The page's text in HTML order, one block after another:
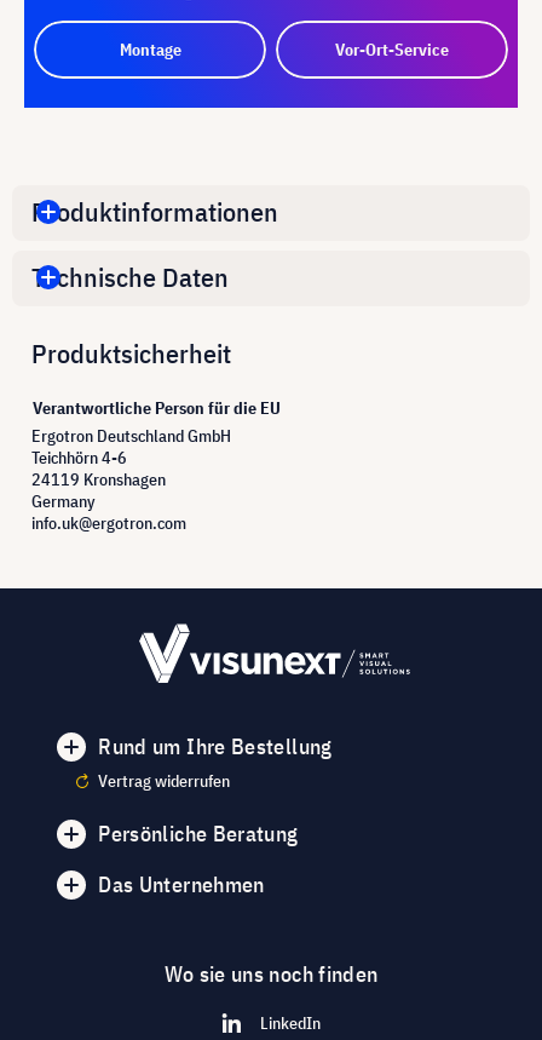
Montage Vor-Ort-Service
Produktinformationen
Technische Daten
Produktsicherheit
Verantwortliche Person für die EU
Ergotron Deutschland GmbH
Teichhörn 4-6
24119 Kronshagen
Germany
info.uk@ergotron.com
Rund um Ihre Bestellung
Vertrag widerrufen
Persönliche Beratung
Das Unternehmen
Wo sie uns noch finden
LinkedIn